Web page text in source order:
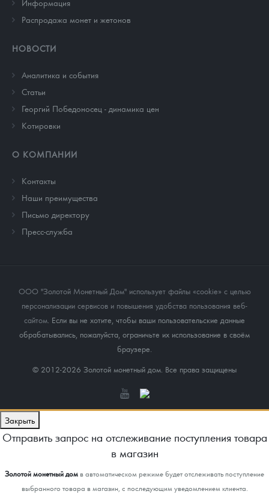
Информация
Распродажа монет и жетонов
НОВОСТИ
Аналитика и события
Cтатьи
Георгий Победоносец - динамика цен
Котировки
О КОМПАНИИ
Контакты
Наши преимущества
Письмо директору
Пресс-служба
ООО "Золотой Монетный Дом" использует файлы «cookie» с целью
персонализации сервисов и повышения удобства пользования веб-
сайтом . Если вы не хотите, чтобы ваши пользовательские данные
обрабатывались, пожалуйста, ограничьте их использование в своём
браузере.
© 2012-2026 Золотой монетный дом. Все права защищены
Закрыть
Отправить запрос на отслеживание поступления товара
в магазин
Золотой монетный домв автоматическом режиме будет отслеживать поступление
выбранного товара в магазин, с последующим уведомлением клиента.